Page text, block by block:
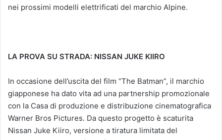
nei prossimi modelli elettrificati del marchio Alpine.
LA PROVA SU STRADA: NISSAN JUKE KIIRO
In occasione dell’uscita del film “The Batman”, il marchio
giapponese ha dato vita ad una partnership promozionale
con la Casa di produzione e distribuzione cinematografica
Warner Bros Pictures. Da questo progetto è scaturita
Nissan Juke Kiiro, versione a tiratura limitata del